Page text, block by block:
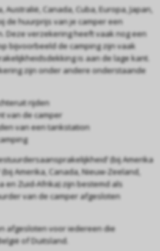
Australië, Canada, Cuba, Europa, Japan,
de huurprijs van je camper een
Deze verzekering heeft vaak nog een
bijvoorbeeld de camping zijn vaak
is aan de lage kant.
zijn onder andere onderstaande
rijden
van de camper
van een tankstation
(bij Amerika
(bij Amerika, Canada, Nieuw-Zeeland,
en Zuid-Afrika) zijn bestemd als
van de camper afgesloten
afgesloten voor iedereen die
of Duitsland.